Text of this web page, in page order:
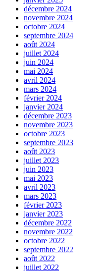
décembre 2024
novembre 2024
octobre 2024
septembre 2024
août 2024
juillet 2024
juin 2024
mai 2024
avril 2024
mars 2024
février 2024
janvier 2024
décembre 2023
novembre 2023
octobre 2023
septembre 2023
août 2023
juillet 2023
juin 2023
mai 2023
avril 2023
mars 2023
février 2023
janvier 2023
décembre 2022
novembre 2022
octobre 2022
septembre 2022
août 2022
juillet 2022